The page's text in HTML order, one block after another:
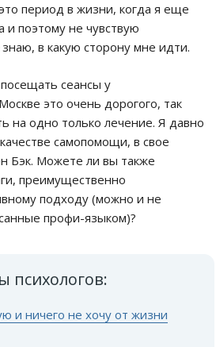
период в жизни, когда я еще
и поэтому не чувствую
в какую сторону мне идти.
сеансы у
это очень дорогого, так
на одно только лечение. Я давно
самопомощи, в свое
Бэк. Можете ли вы также
преимущественно
подходу (можно и не
профи-языком)?
психологов:
и ничего не хочу от жизни